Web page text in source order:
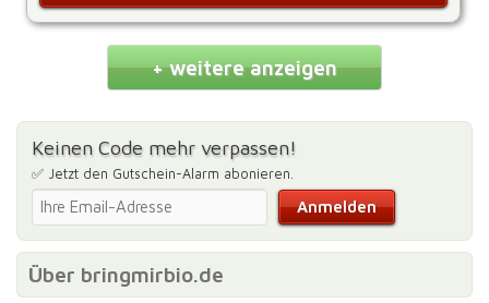
+ weitere anzeigen
Keinen Code mehr verpassen!
✅ Jetzt den Gutschein-Alarm abonieren.
Über bringmirbio.de